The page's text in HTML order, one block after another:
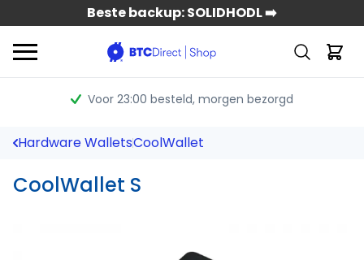
Beste backup: SOLIDHODL ➡️
Voor 23:00 besteld, morgen bezorgd
Hardware WalletsCoolWallet
CoolWallet S